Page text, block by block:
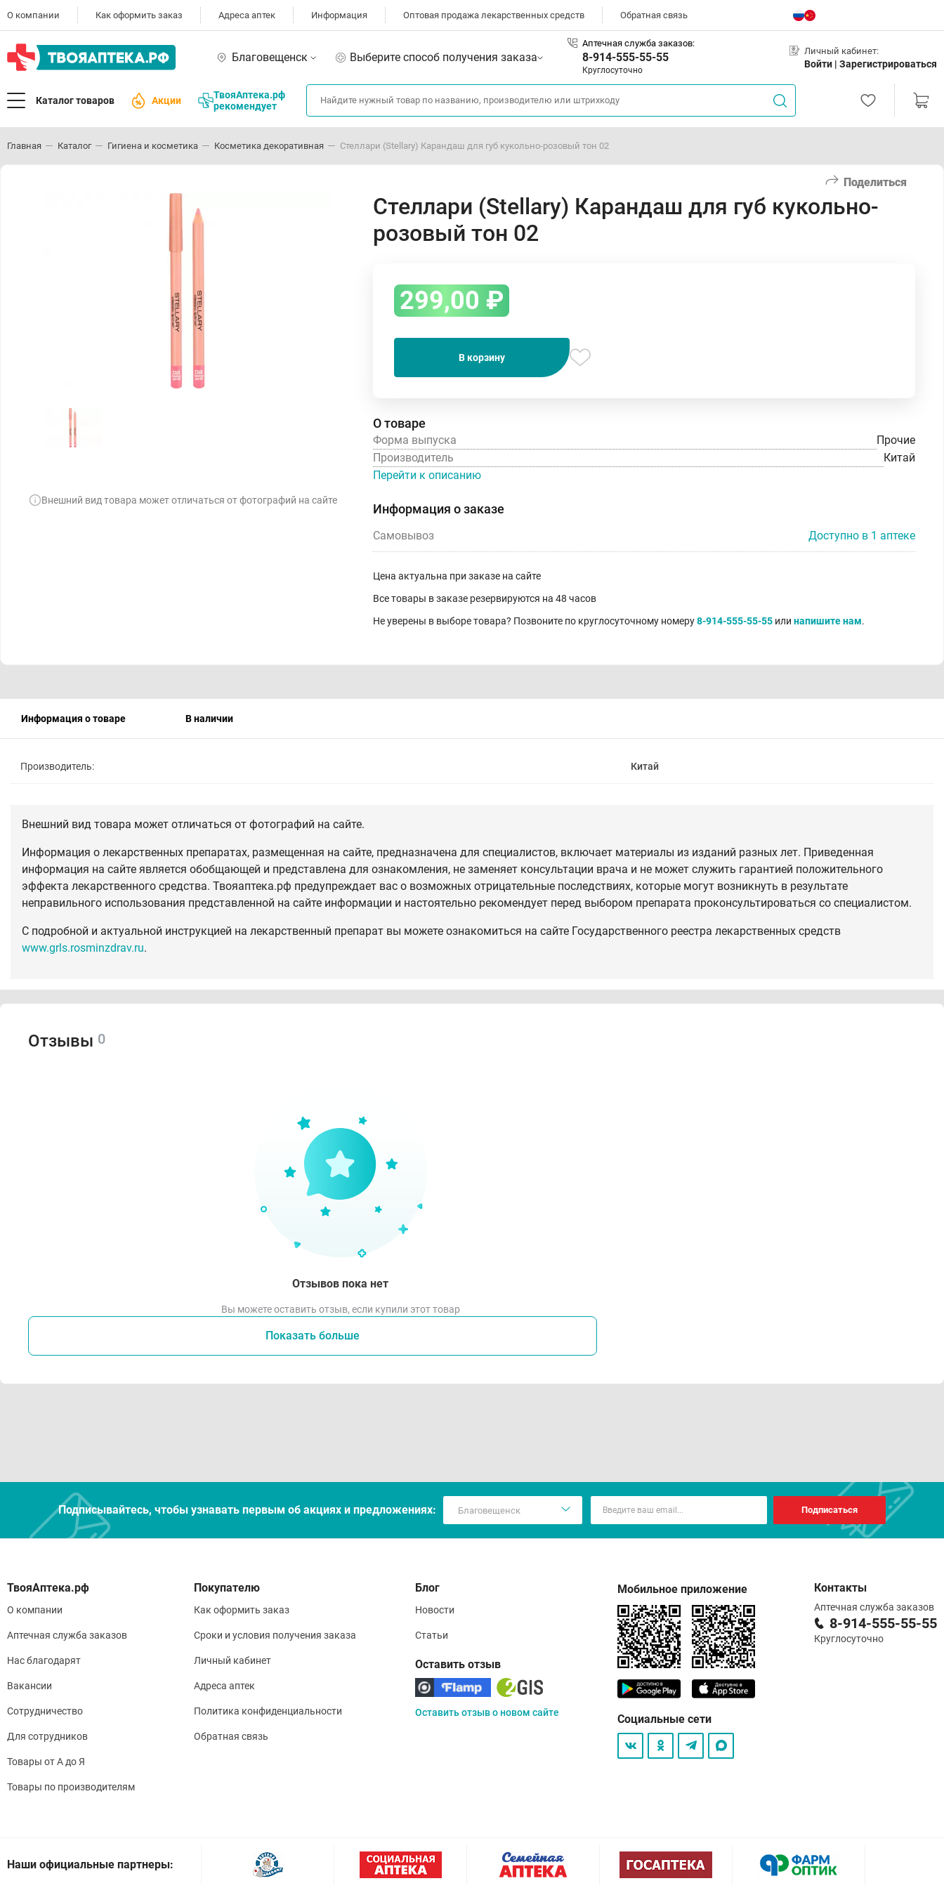
О компании Как оформить заказ Адреса аптек Информация Оптовая продажа лекарственных средств Обратная связь
Благовещенск Выберите способ получения заказа
Аптечная служба заказов:
8-914-555-55-55
Круглосуточно
Личный кабинет:
Войти | Зарегистрироваться
Каталог товаров Акции
ТвояАптека.рф
рекомендует
Главная Каталог Гигиена и косметика Косметика декоративная Стеллари (Stellary) Карандаш для губ кукольно-розовый тон 02
Поделиться
Внешний вид товара может отличаться от фотографий на сайте
Стеллари (Stellary) Карандаш для губ кукольно-
розовый тон 02
299,00 ₽
В корзину
О товаре
Форма выпуска
Прочие
Производитель
Китай
Перейти к описанию
Информация о заказе
Самовывоз Доступно в 1 аптеке
Цена актуальна при заказе на сайте
Все товары в заказе резервируются на 48 часов
Не уверены в выборе товара? Позвоните по круглосуточному номеру8-914-555-55-55 или напишите нам.
Информация о товаре В наличии
Производитель: Китай
Внешний вид товара может отличаться от фотографий на сайте.
Информация о лекарственных препаратах, размещенная на сайте, предназначена для специалистов, включает материалы из изданий разных лет. Приведенная
информация на сайте является обобщающей и представлена для ознакомления, не заменяет консультации врача и не может служить гарантией положительного
эффекта лекарственного средства. Твояаптека.рф предупреждает вас о возможных отрицательные последствиях, которые могут возникнуть в результате
неправильного использования представленной на сайте информации и настоятельно рекомендует перед выбором препарата проконсультироваться со специалистом.
С подробной и актуальной инструкцией на лекарственный препарат вы можете ознакомиться на сайте Государственного реестра лекарственных средств
www.grls.rosminzdrav.ru.
Отзывы 0
Отзывов пока нет
Вы можете оставить отзыв, если купили этот товар
Показать больше
Подписывайтесь, чтобы узнавать первым об акцияx и предложениях: Подписаться
О компании
Аптечная служба заказов
Нас благодарят
Вакансии
Сотрудничество
Для сотрудников
Товары от А до Я
Товары по производителям
Покупателю
Как оформить заказ
Сроки и условия получения заказа
Личный кабинет
Адреса аптек
Политика конфиденциальности
Обратная связь
Блог
Новости
Статьи
Оставить отзыв
Оставить отзыв о новом сайте
Мобильное приложение
Социальные сети
Контакты
Аптечная служба заказов
8-914-555-55-55
Круглосуточно
Наши официальные партнеры: